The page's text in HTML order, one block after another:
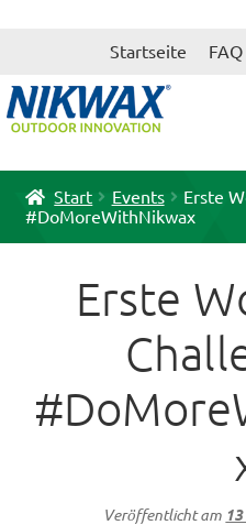
Startseite FAQ
Start Events
Erste
#DoMoreWithNikwax
Veröffentlicht am
Erste